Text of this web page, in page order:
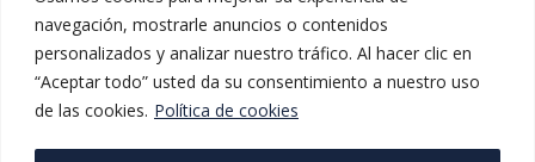
navegación, mostrarle anuncios o contenidos
personalizados y analizar nuestro tráfico. Al hacer clic en
“Aceptar todo” usted da su consentimiento a nuestro uso
de las cookies. Política de cookies
Aviso legal
Política de privacidad
Política de cookies